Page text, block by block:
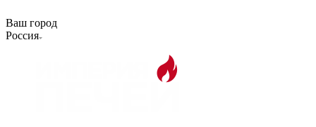
Ваш город
Россия